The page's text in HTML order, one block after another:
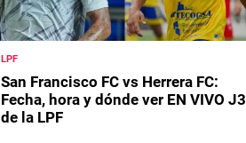
LPF
San Francisco FC vs Herrera FC:
Fecha, hora y dónde ver EN VIVO J3
de la LPF